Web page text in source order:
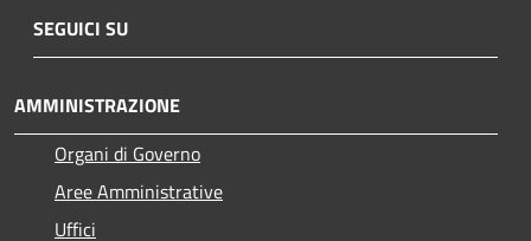
SEGUICI SU
AMMINISTRAZIONE
Organi di Governo
Aree Amministrative
Uffici